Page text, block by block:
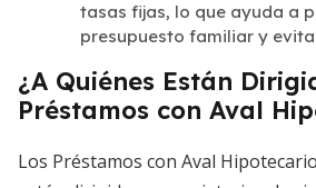
tasas fijas, lo que ayuda a
presupuesto familiar y
¿A Quiénes Están
Préstamos con Aval
Los Préstamos con Aval